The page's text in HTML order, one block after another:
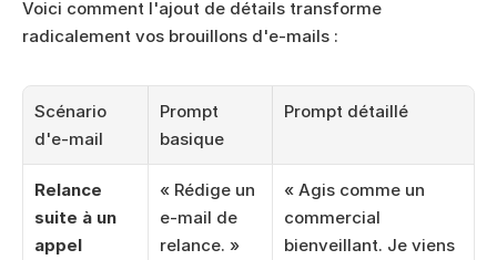
Voici comment l'ajout de détails transforme
radicalement vos brouillons d'e-mails :
Scénario
d'e-mail
Prompt
basique
Prompt détaillé
Relance
suite à un
appel
« Rédige un
e-mail de
relance. »
« Agis comme un
commercial
bienveillant. Je viens